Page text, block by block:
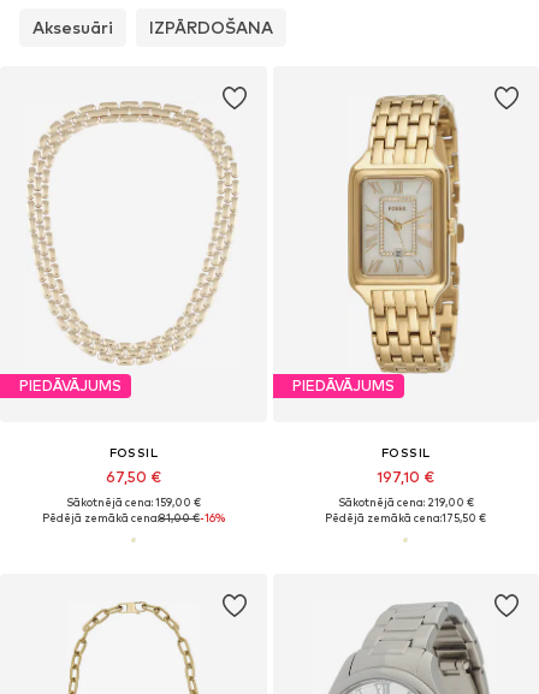
Aksesuāri IZPĀRDOŠANA
PIEDĀVĀJUMS
FOSSIL
67,50 €
Sākotnējā cena: 159,00 €
Pēdējā zemākā cena:81,00 €-16%
PIEDĀVĀJUMS
FOSSIL
197,10 €
Sākotnējā cena: 219,00 €
Pēdējā zemākā cena:175,50 €